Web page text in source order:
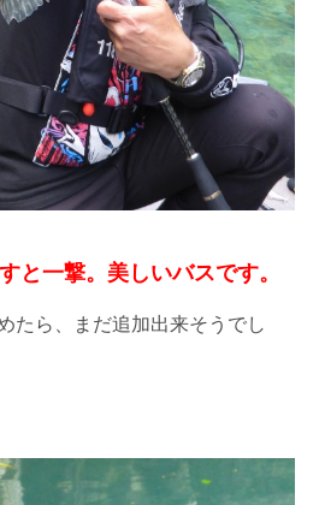
と一撃。美しいバスです。
たら、まだ追加出来そうでし